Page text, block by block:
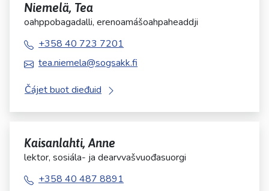
Niemelä, Tea
oahppobagadalli, erenoamášoahpaheaddji
+358 40 723 7201
tea.niemela@sogsakk.fi
Čájet buot dieđuid
Kaisanlahti, Anne
lektor, sosiála- ja dearvvašvuođasuorgi
+358 40 487 8891